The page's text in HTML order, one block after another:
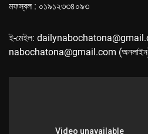
মফস্বল : ০১৯১২৩৩৪০৯৩
ই-মেইল:
nabochatona@gmail.com